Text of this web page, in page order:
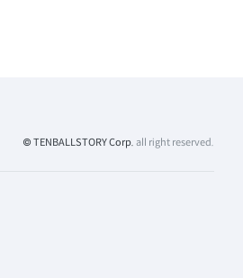
© TENBALLSTORY Corp. all right reserved.